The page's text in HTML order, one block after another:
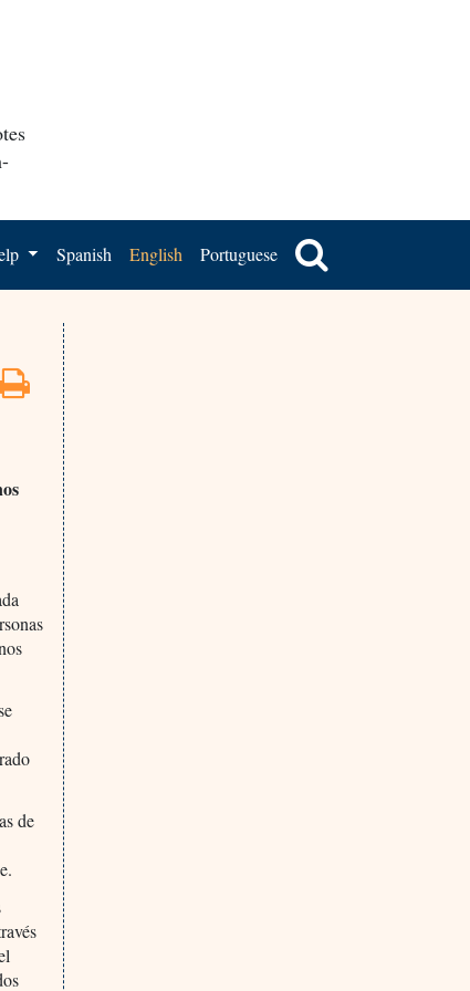
Spanish English Portuguese
de